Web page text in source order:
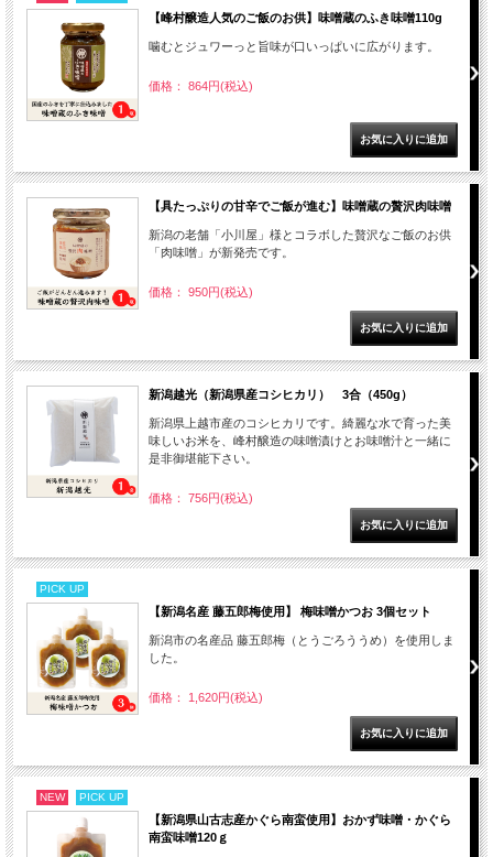
【峰村醸造人気のご飯のお供】味噌蔵のふき味噌110g
噛むとジュワーっと旨味が口いっぱいに広がります。
価格： 864円(税込)
【具たっぷりの甘辛でご飯が進む】味噌蔵の贅沢肉味噌
新潟の老舗「小川屋」様とコラボした贅沢なご飯のお供
「肉味噌」が新発売です。
価格： 950円(税込)
新潟越光（新潟県産コシヒカリ） 3合（450g）
新潟県上越市産のコシヒカリです。綺麗な水で育った美
味しいお米を、峰村醸造の味噌漬けとお味噌汁と一緒に
是非御堪能下さい。
価格： 756円(税込)
PICK UP
【新潟名産 藤五郎梅使用】 梅味噌かつお 3個セット
新潟市の名産品 藤五郎梅（とうごろううめ）を使用しま
した。
価格： 1,620円(税込)
NEW PICK UP
【新潟県山古志産かぐら南蛮使用】おかず味噌・かぐら
南蛮味噌120ｇ